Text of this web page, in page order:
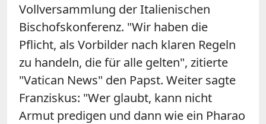
Vollversammlung der Italienischen
Bischofskonferenz. "Wir haben die
Pflicht, als Vorbilder nach klaren Regeln
zu handeln, die für alle gelten", zitierte
"Vatican News" den Papst. Weiter sagte
Franziskus: "Wer glaubt, kann nicht
Armut predigen und dann wie ein Pharao